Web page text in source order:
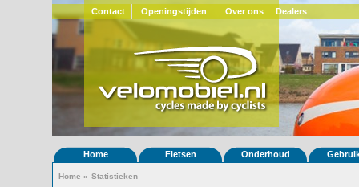
Contact Openingstijden Over ons Dealers
Home Fietsen Onderhoud
Home » Statistieken